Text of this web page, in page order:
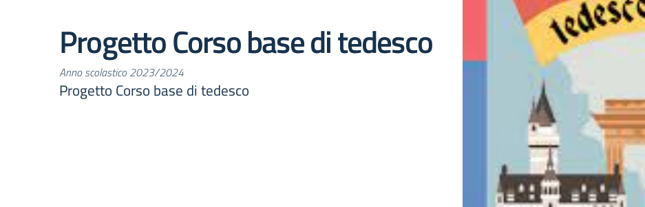
Progetto Corso base di tedesco
Anno scolastico 2023/2024
Progetto Corso base di tedesco